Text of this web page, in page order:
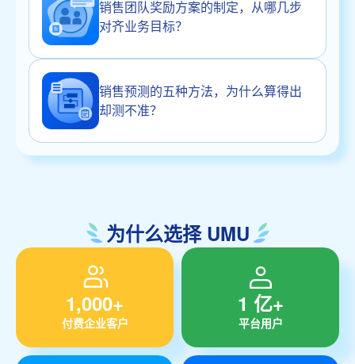
销售团队奖励方案的制定，从哪几步
对齐业务目标？
销售预测的五种方法，为什么算得出
却测不准？
为什么选择 UMU
1,000+
付费企业客户
1 亿+
平台用户